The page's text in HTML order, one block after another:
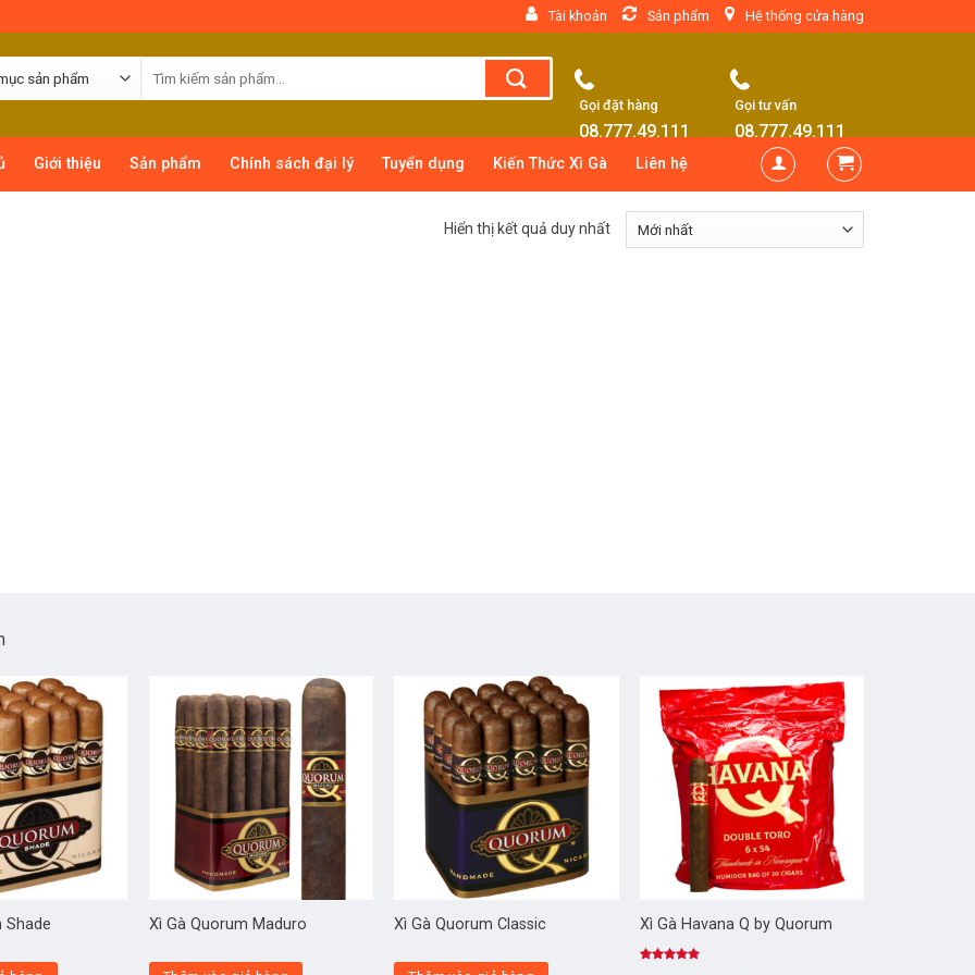
Tài khoản Sản phẩm Hệ thống cửa hàng
Gọi đặt hàng
08.777.49.111
Gọi tư vấn
08.777.49.111
Giới thiệu Sản phẩm Chính sách đại lý Tuyển dụng Kiến Thức Xì Gà Liên hệ
Hiển thị kết quả duy nhất
Shade Xì Gà Quorum Maduro Xì Gà Quorum Classic Xì Gà Havana Q by Quorum